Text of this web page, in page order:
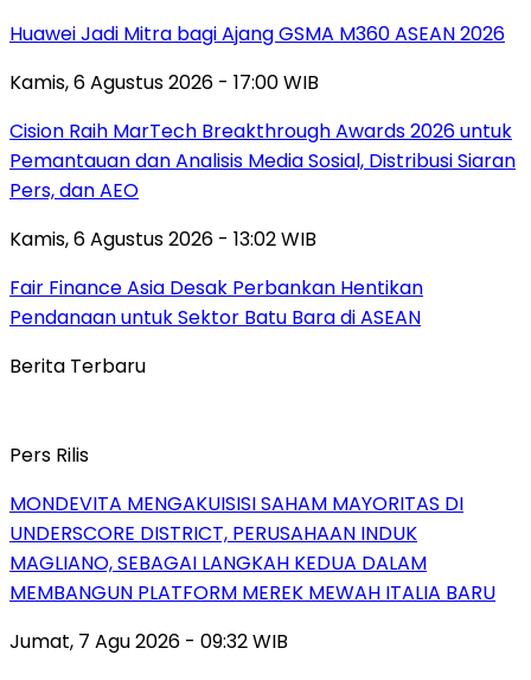
Huawei Jadi Mitra bagi Ajang GSMA M360 ASEAN 2026
Kamis, 6 Agustus 2026 - 17:00 WIB
Cision Raih MarTech Breakthrough Awards 2026 untuk
Pemantauan dan Analisis Media Sosial, Distribusi Siaran
Pers, dan AEO
Kamis, 6 Agustus 2026 - 13:02 WIB
Fair Finance Asia Desak Perbankan Hentikan
Pendanaan untuk Sektor Batu Bara di ASEAN
Berita Terbaru
Pers Rilis
MONDEVITA MENGAKUISISI SAHAM MAYORITAS DI
UNDERSCORE DISTRICT, PERUSAHAAN INDUK
MAGLIANO, SEBAGAI LANGKAH KEDUA DALAM
MEMBANGUN PLATFORM MEREK MEWAH ITALIA BARU
Jumat, 7 Agu 2026 - 09:32 WIB